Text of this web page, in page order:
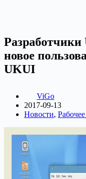
новое
UKUI
ViGo
2017-09-13
Новости,